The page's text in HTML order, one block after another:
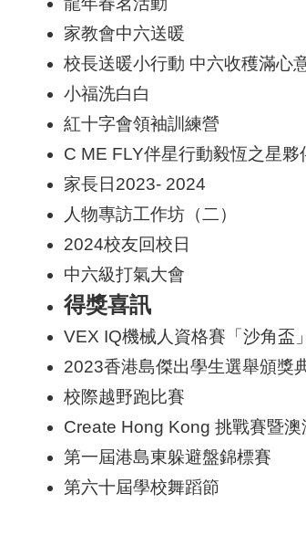
家教會中六送暖
校長送暖小行動 中六收穫滿心
小福洗白白
紅十字會領袖訓練營
C ME FLY伴星行動毅恆之星夥
家長日2023- 2024
人物專訪工作坊（二）
2024校友回校日
中六級打氣大會
得獎喜訊
VEX IQ機械人資格賽「沙角盃」
2023香港島傑出學生選舉頒獎
校際越野跑比賽
Create Hong Kong 挑戰賽暨澳
第一屆港島東躲避盤錦標賽
第六十屆學校舞蹈節